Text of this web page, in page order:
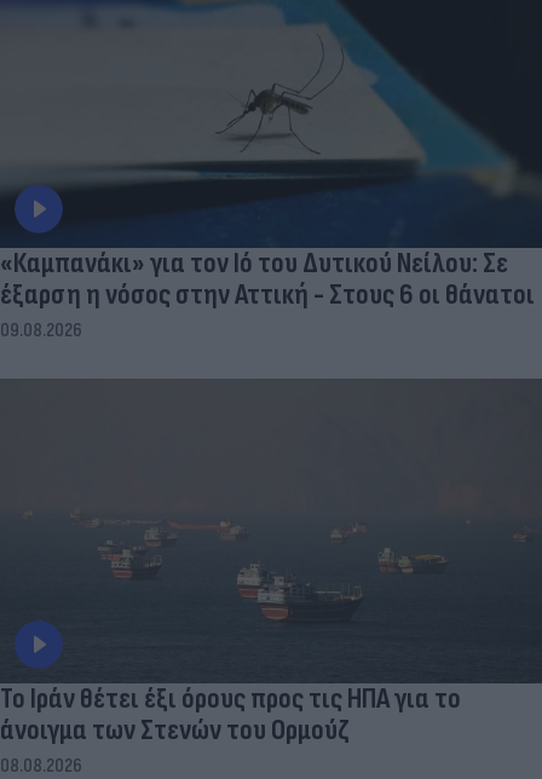
«Καμπανάκι» για τον Ιό του Δυτικού Νείλου: Σε
έξαρση η νόσος στην Αττική - Στους 6 οι θάνατοι
09.08.2026
Το Ιράν θέτει έξι όρους προς τις ΗΠΑ για το
άνοιγμα των Στενών του Ορμούζ
08.08.2026